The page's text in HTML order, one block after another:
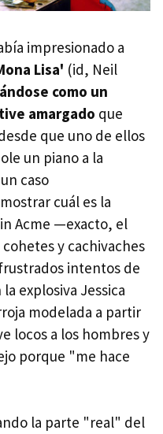
impresionado a
Lisa' (id, Neil
como un
amargado que
que uno de ellos
un piano a la
caso
cuál es la
Acme —exacto, el
y cachivaches
intentos de
explosiva Jessica
modelada a partir
locos a los hombres y
porque "me hace
la parte "real" del